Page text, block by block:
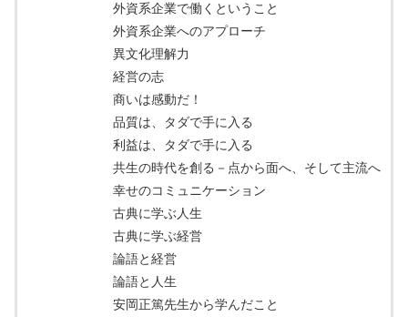
外資系企業で働くということ
外資系企業へのアプローチ
異文化理解力
経営の志
商いは感動だ！
品質は、タダで手に入る
利益は、タダで手に入る
共生の時代を創る－点から面へ、そして主流へ
幸せのコミュニケーション
古典に学ぶ人生
古典に学ぶ経営
論語と経営
論語と人生
安岡正篤先生から学んだこと